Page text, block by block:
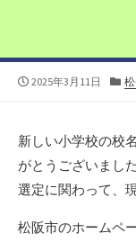
公
2025年3月11日
カ
リ
ー
新しい小学校の校
がとうございました
選定に関わって、
松阪市のホームペ